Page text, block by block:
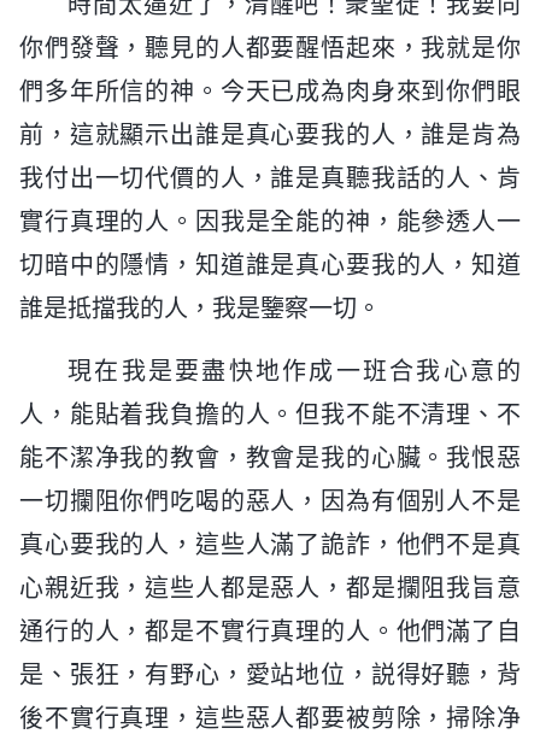
你們發聲，聽見的人都要醒悟起來，我就是你
們多年所信的神。今天已成為肉身來到你們眼
前，這就顯示出誰是真心要我的人，誰是肯為
我付出一切代價的人，誰是真聽我話的人、肯
實行真理的人。因我是全能的神，能參透人一
切暗中的隱情，知道誰是真心要我的人，知道
誰是抵擋我的人，我是鑒察一切。
現在我是要盡快地作成一班合我心意的
人，能貼着我負擔的人。但我不能不清理、不
能不潔净我的教會，教會是我的心臟。我恨惡
一切攔阻你們吃喝的惡人，因為有個别人不是
真心要我的人，這些人滿了詭詐，他們不是真
心親近我，這些人都是惡人，都是攔阻我旨意
通行的人，都是不實行真理的人。他們滿了自
是、張狂，有野心，愛站地位，説得好聽，背
後不實行真理，這些惡人都要被剪除，掃除净